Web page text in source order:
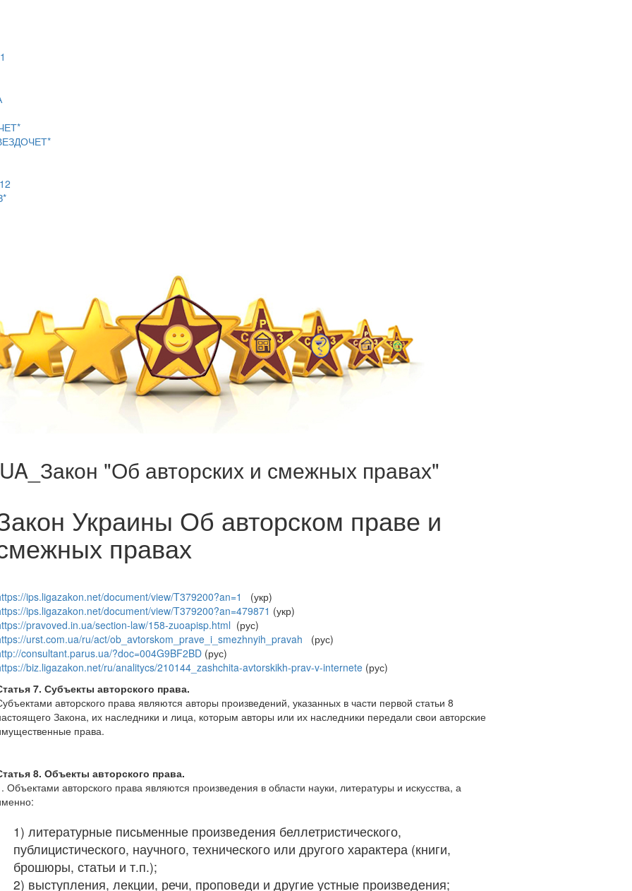
UA_Закон "Об авторских и смежных правах"
Украины Об авторском праве и
правах
ips.ligazakon.net/document/view/T379200?an=1
(укр)
ips.ligazakon.net/document/view/T379200?an=479871 (укр)
pravoved.in.ua/section-law/158-zuoapisp.html (рус)
urst.com.ua/ru/act/ob_avtorskom_prave_i_smezhnyih_pravah (рус)
consultant.parus.ua/?doc=004G9BF2BD (рус)
biz.ligazakon.net/ru/analitycs/210144_zashchita-avtorskikh-prav-v-internete (рус)
7. Субъекты авторского права.
авторского права являются авторы произведений, указанных в части первой статьи 8
Закона, их наследники и лица, которым авторы или их наследники передали свои авторские
права.
8. Объекты авторского права.
Объектами авторского права являются произведения в области науки, литературы и искусства, а
1) литературные письменные произведения беллетристического,
публицистического, научного, технического или другого характера (книги,
брошюры, статьи и т.п.);
2) выступления, лекции, речи, проповеди и другие устные произведения;